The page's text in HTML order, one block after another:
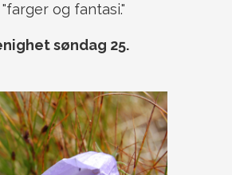
og fantasi."
søndag 25.